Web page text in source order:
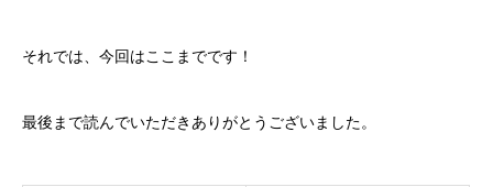
それでは、今回はここまでです！
最後まで読んでいただきありがとうございました。